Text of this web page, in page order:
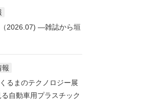
2026.07) ―雑誌から垣
報
るまのテクノロジー展
自動車用プラスチック